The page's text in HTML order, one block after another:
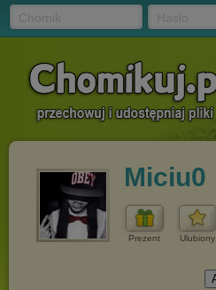
Miciu0
Prezent Ulubiony